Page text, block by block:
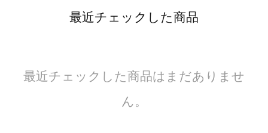
最近チェックした商品
最近チェックした商品はまだありませ
ん。